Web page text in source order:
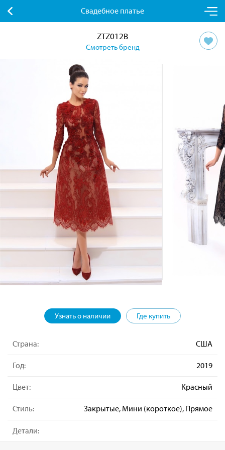
Свадебное платье
ZTZ012B
Смотреть бренд
Узнать о наличии Где купить
Страна: США
Год: 2019
Цвет: Красный
Стиль: Закрытые, Мини (короткое), Прямое
Детали: